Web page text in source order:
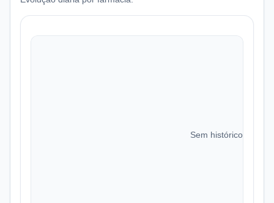
Sem histórico de